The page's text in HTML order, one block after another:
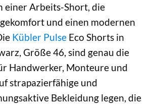
einer Arbeits-Short, die
und einen modernen
Kübler Pulse Eco Shorts in
Größe 46, sind genau die
Handwerker, Monteure und
strapazierfähige und
Bekleidung legen, die